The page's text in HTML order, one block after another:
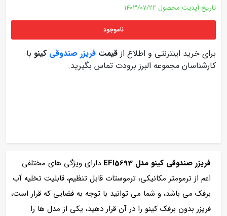
تاریخ آپدیت محصول 1403/07/22
ناموجود
برای خرید اینترنتی و اطلاع از قیمت فریزر صندوقی کینو با
کارشناسان مجموعه البرز برودت تماس بگیرید.
فریزر صندوقی کینو مدل EFI5693
دارای ویژگی های مختلفی
اعم از ترمومتر مکانیکی، ترموستات قابل تنظیم، قابلیت تخلیه آب
برفک می باشد، و شما می توانید با توجه به فضایی که قرار است،
فریزر بدون برفک کینو را در آن قرار دهید، یکی از مدل ها را